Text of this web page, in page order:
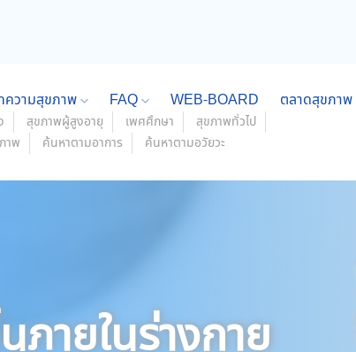
ความสุขภาพ FAQ WEB-BOARD ตลาดสุขภาพ
สุขภาพผู้สูงอายุ เพศศึกษา
สุขภาพทั่วไป
าพ ค้นหาตามอาการ ค้นหาตามอวัยวะ
ภายในร่างกาย